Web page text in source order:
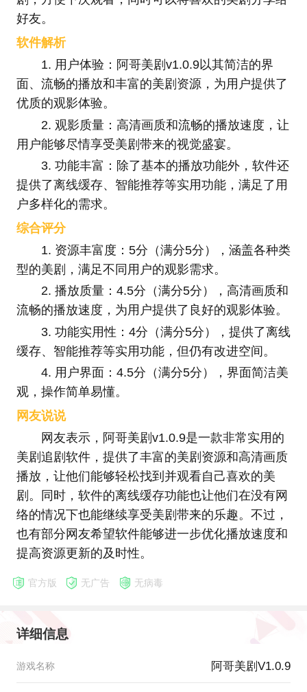
好友。
软件解析
1. 用户体验：阿哥美剧v1.0.9以其简洁的界
面、流畅的播放和丰富的美剧资源，为用户提供了
优质的观影体验。
2. 观影质量：高清画质和流畅的播放速度，让
用户能够尽情享受美剧带来的视觉盛宴。
3. 功能丰富：除了基本的播放功能外，软件还
提供了离线缓存、智能推荐等实用功能，满足了用
户多样化的需求。
综合评分
1. 资源丰富度：5分（满分5分），涵盖各种类
型的美剧，满足不同用户的观影需求。
2. 播放质量：4.5分（满分5分），高清画质和
流畅的播放速度，为用户提供了良好的观影体验。
3. 功能实用性：4分（满分5分），提供了离线
缓存、智能推荐等实用功能，但仍有改进空间。
4. 用户界面：4.5分（满分5分），界面简洁美
观，操作简单易懂。
网友说说
网友表示，阿哥美剧v1.0.9是一款非常实用的
美剧追剧软件，提供了丰富的美剧资源和高清画质
播放，让他们能够轻松找到并观看自己喜欢的美
剧。同时，软件的离线缓存功能也让他们在没有网
络的情况下也能继续享受美剧带来的乐趣。不过，
也有部分网友希望软件能够进一步优化播放速度和
提高资源更新的及时性。
官方版 无广告 无病毒
详细信息
游戏名称 阿哥美剧V1.0.9